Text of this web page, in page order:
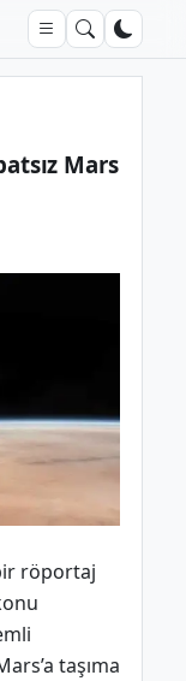
Mars
röportaj
taşıma